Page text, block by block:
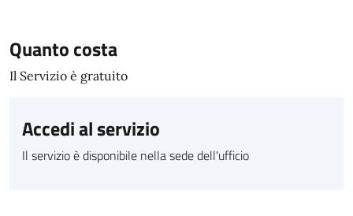
Quanto costa
Il Servizio è gratuito
Accedi al servizio
Il servizio è disponibile nella sede dell'ufficio